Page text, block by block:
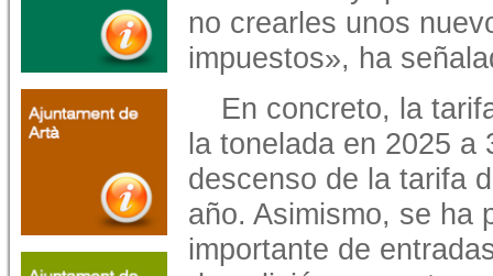
no crearles unos
impuestos», ha
En concreto, la
la tonelada en 2025 a
descenso de la tarifa
año. Asimismo, se ha
importante de